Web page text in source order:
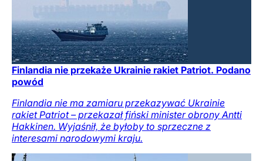
Finlandia nie przekaże Ukrainie rakiet Patriot. Podano
powód
Finlandia nie ma zamiaru przekazywać Ukrainie
rakiet Patriot – przekazał fiński minister obrony Antti
Hakkinen. Wyjaśnił, że byłoby to sprzeczne z
interesami narodowymi kraju.